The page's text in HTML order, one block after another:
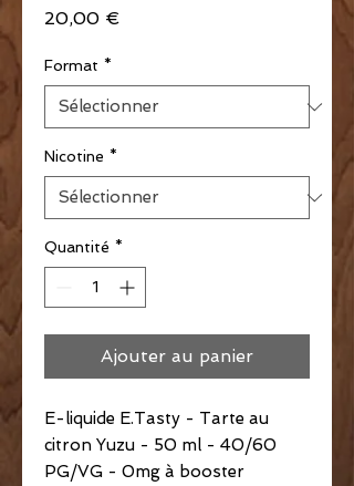
20,00 €
Format *
Nicotine *
Quantité *
Ajouter au panier
E-liquide E.Tasty - Tarte au
citron Yuzu - 50 ml - 40/60
PG/VG - 0mg à booster